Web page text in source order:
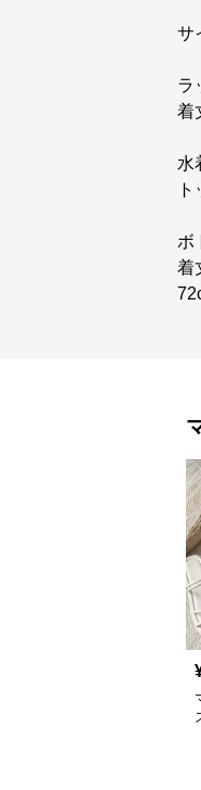
サ
ラ
着
水
ボ
着